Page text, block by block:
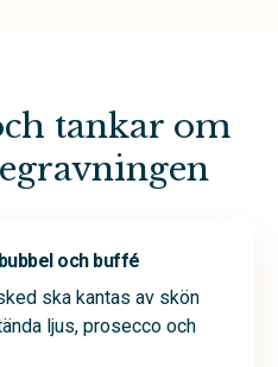
tankar om
och buffé
ska kantas av skön
ljus, prosecco och